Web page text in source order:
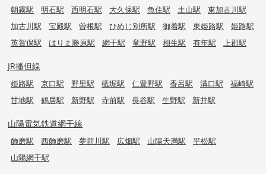
朝霧駅 明石駅 西明石駅 大久保駅 魚住駅 土山駅
東加古川駅
加古川駅
宝殿駅 曽根駅 ひめじ別所駅 御着駅 東姫路駅
姫路駅
英賀保駅
はりま勝原駅 網干駅 竜野駅 相生駅 有年駅 上郡駅
JR播但線
姫路駅 京口駅 野里駅 砥堀駅 仁豊野駅 香呂駅 溝口駅
福崎駅
甘地駅
鶴居駅 新野駅 寺前駅 長谷駅 生野駅 新井駅
山陽電気鉄道網干線
飾磨駅 西飾磨駅 夢前川駅 広畑駅 山陽天満駅
平松駅
山陽網干駅